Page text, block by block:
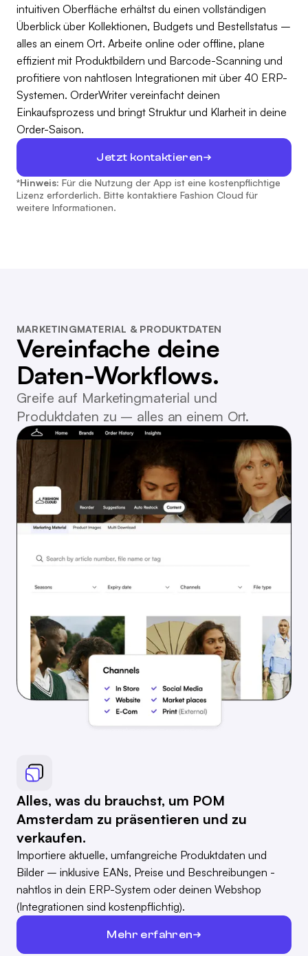
intuitiven Oberfläche erhältst du einen vollständigen
Überblick über Kollektionen, Budgets und Bestellstatus –
alles an einem Ort. Arbeite online oder offline, plane
effizient mit Produktbildern und Barcode-Scanning und
profitiere von nahtlosen Integrationen mit über 40 ERP-
Systemen. OrderWriter vereinfacht deinen
Einkaufsprozess und bringt Struktur und Klarheit in deine
Order-Saison.
Jetzt kontaktieren
*Hinweis: Für die Nutzung der App ist eine kostenpflichtige
Lizenz erforderlich. Bitte kontaktiere Fashion Cloud für
weitere Informationen.
MARKETINGMATERIAL & PRODUKTDATEN
Vereinfache deine
Daten-Workflows.
Greife auf Marketingmaterial und
Produktdaten zu – alles an einem Ort.
Alles, was du brauchst, um POM
Amsterdam zu präsentieren und zu
verkaufen.
Importiere aktuelle, umfangreiche Produktdaten und
Bilder – inklusive EANs, Preise und Beschreibungen -
nahtlos in dein ERP-System oder deinen Webshop
(Integrationen sind kostenpflichtig).
Mehr erfahren